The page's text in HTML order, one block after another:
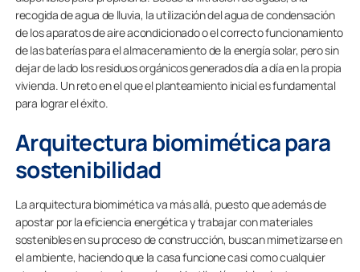
recogida de agua de lluvia, la utilización del agua de condensación
de los aparatos de aire acondicionado o el correcto funcionamiento
de las baterías para el almacenamiento de la energía solar, pero sin
dejar de lado los residuos orgánicos generados día a día en la propia
vivienda. Un reto en el que el planteamiento inicial es fundamental
para lograr el éxito.
Arquitectura biomimética para
sostenibilidad
La arquitectura biomimética va más allá, puesto que además de
apostar por la eficiencia energética y trabajar con materiales
sostenibles en su proceso de construcción, buscan mimetizarse en
el ambiente, haciendo que la casa funcione casi como cualquier